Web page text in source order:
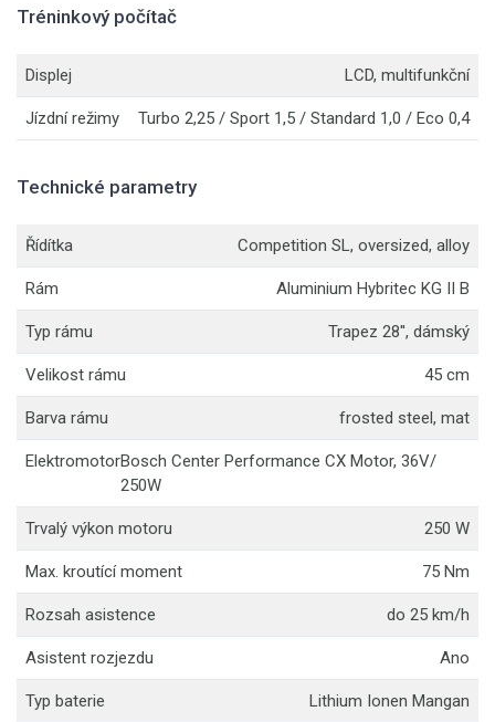
Tréninkový počítač
Displej LCD, multifunkční
Jízdní režimy Turbo 2,25 / Sport 1,5 / Standard 1,0 / Eco 0,4
Technické parametry
Řídítka Competition SL, oversized, alloy
Rám Aluminium Hybritec KG II B
Typ rámu Trapez 28'', dámský
Velikost rámu 45 cm
Barva rámu frosted steel, mat
ElektromotorBosch Center Performance CX Motor, 36V/
250W
Trvalý výkon motoru 250 W
Max. kroutící moment 75 Nm
Rozsah asistence do 25 km/h
Asistent rozjezdu Ano
Typ baterie Lithium Ionen Mangan